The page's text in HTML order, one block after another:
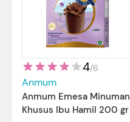
4/6
Anmum
Anmum Emesa Minuman
Khusus Ibu Hamil 200 gr